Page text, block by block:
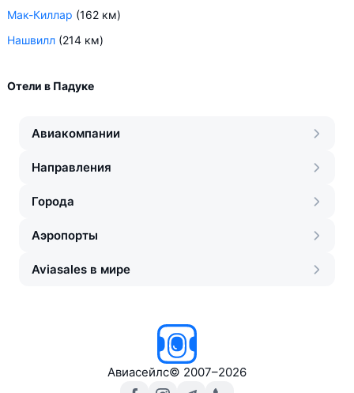
Мак-Киллар (162 км)
Нашвилл (214 км)
Отели в Падуке
Авиакомпании
Направления
Города
Аэропорты
Aviasales в мире
Авиасейлс© 2007–2026